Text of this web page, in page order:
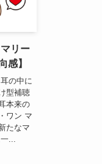
リー
感】
の中に
型補聴
本来の
ワン マ
たなマ
...